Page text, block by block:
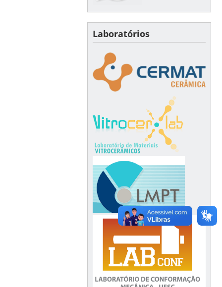
Laboratórios